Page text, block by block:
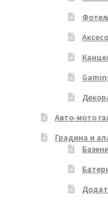
Авто-мото
Градина и